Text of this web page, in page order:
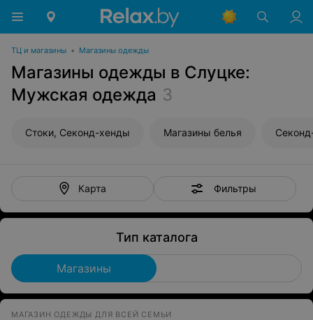
ТЦ и магазины • Магазины одежды
Магазины одежды в Слуцке:
Мужская одежда 3
Стоки, Секонд-хенды Магазины белья
Карта Фильтры
Тип каталога
Магазины
МАГАЗИН ОДЕЖДЫ ДЛЯ ВСЕЙ СЕМЬИ